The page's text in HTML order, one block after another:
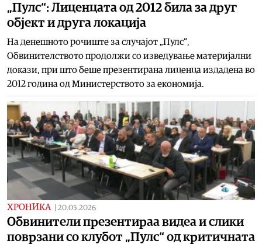
„Пулс“: Лиценцата од 2012 била за друг
објект и друга локација
На денешното рочиште за случајот „Пулс“,
Обвинителството продолжи со изведување материјални
докази, при што беше презентирана лиценца издадена во
2012 година од Министерството за економија.
ХРОНИКА 20.05.2026
Обвинители презентираа видеа и слики
поврзани со клубот „Пулс“ од критичната